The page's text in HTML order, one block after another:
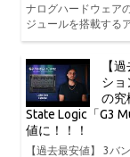
ナログハードウェア
ジュールを搭載する
【
ショ
の究
State Logic「G3
値に！！！
【過去最安値】 3バ